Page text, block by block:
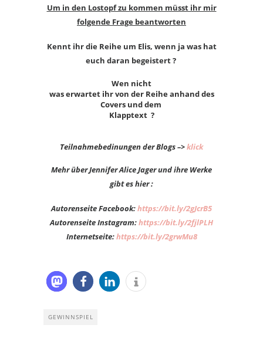
Um in den Lostopf zu kommen müsst ihr mir
folgende Frage beantworten
Kennt ihr die Reihe um Elis, wenn ja was hat
euch daran begeistert ?
Wen nicht
was erwartet ihr von der Reihe anhand des
Covers und dem
Klapptext ?
Teilnahmebedinungen der Blogs –>klick
Mehr über Jennifer Alice Jager und ihre Werke
gibt es hier :
Autorenseite Facebook:https://bit.ly/2gJcrB5
Autorenseite Instagram:https://bit.ly/2fjlPLH
Internetseite:https://bit.ly/2grwMu8
GEWINNSPIEL